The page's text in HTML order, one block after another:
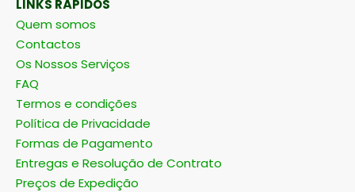
LINKS RÁPIDOS
Quem somos
Contactos
Os Nossos Serviços
FAQ
Termos e condições
Política de Privacidade
Formas de Pagamento
Entregas e Resolução de Contrato
Preços de Expedição